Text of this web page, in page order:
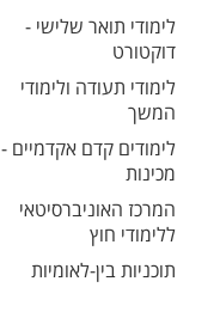
לימודי תואר שלישי -
דוקטורט
לימודי תעודה ולימודי
המשך
לימודים קדם אקדמיים -
מכינות
המרכז האוניברסיטאי
ללימודי חוץ
תוכניות בין-לאומיות